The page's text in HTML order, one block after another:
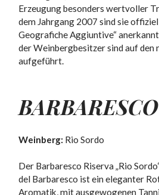
Erzeugung besonders wertvoller
dem Jahrgang 2007 sind sie
Geografiche Aggiuntive“
der Weinbergbesitzer sind auf
aufgeführt.
Weinberg: Rio Sordo
Der Barbaresco Riserva „Rio
del Barbaresco ist ein eleganter
Aromatik, mit ausgewogenen